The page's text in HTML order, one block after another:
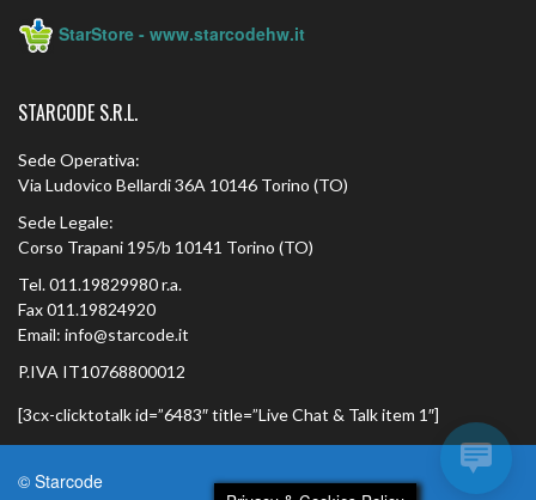
StarStore - www.starcodehw.it
STARCODE S.R.L.
Sede Operativa:
Via Ludovico Bellardi 36A 10146 Torino (TO)
Sede Legale:
Corso Trapani 195/b 10141 Torino (TO)
Tel. 011.19829980 r.a.
Fax 011.19824920
Email: info@starcode.it
P.IVA IT10768800012
[3cx-clicktotalk id=”6483″ title=”Live Chat & Talk item 1″]
© Starcode